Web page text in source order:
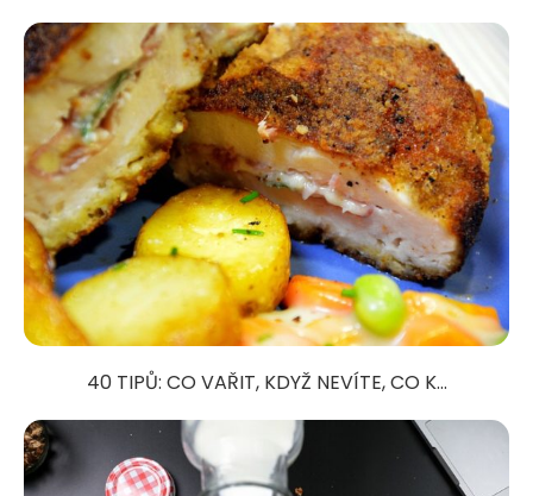
40 TIPŮ: CO VAŘIT, KDYŽ NEVÍTE, CO K...